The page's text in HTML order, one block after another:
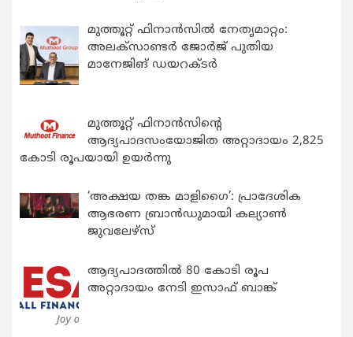
മുത്തൂറ്റ് ഫിനാൻസിൽ നേതൃമാറ്റം:
അലക്സാണ്ടർ ജോർജ് പുതിയ
മാനേജിങ് ഡയറക്ടർ
മുത്തൂറ്റ് ഫിനാൻസിന്റെ
ആദ്യപാദസംയോജിത അറ്റാദായം 2,825
കോടി രൂപയായി ഉയർന്നു
‘അക്ഷയ തങ്ക മാളിഗൈ’: പ്രാദേശിക
ആഭരണ ബ്രാന്‍ഡുമായി കല്യാണ്‍
ജുവലേഴ്‌സ്
ആദ്യപാദത്തിൽ 80 കോടി രൂപ
അറ്റാദായം നേടി ഇസാഫ് ബാങ്ക്